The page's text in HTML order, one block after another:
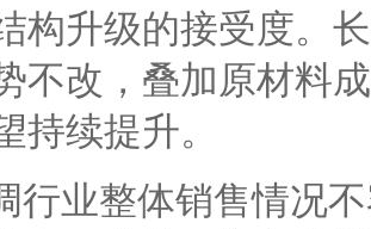
构升级的接受度。
不改，叠加原材料
持续提升。
行业整体销售情况